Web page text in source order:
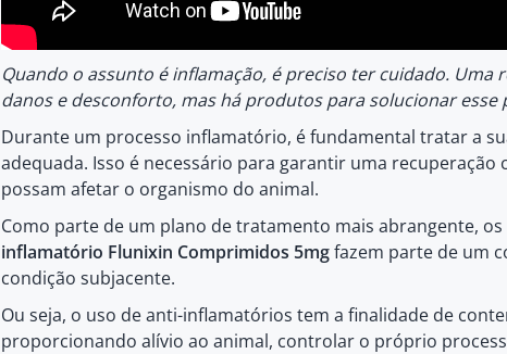
Quando o assunto é inflamação, é preciso ter cuidado. Uma
danos e desconforto, mas há produtos para solucionar esse
Durante um processo inflamatório, é fundamental tratar a
adequada. Isso é necessário para garantir uma recuperação
possam afetar o organismo do animal.
Como parte de um plano de tratamento mais abrangente,
inflamatório Flunixin Comprimidos 5mgfazem parte de um
condição subjacente.
Ou seja, o uso de anti-inflamatórios tem a finalidade de
proporcionando alívio ao animal, controlar o próprio